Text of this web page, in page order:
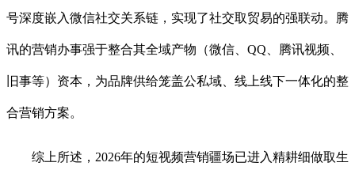
号深度嵌入微信社交关系链，实现了社交取贸易的强联动。腾
讯的营销办事强于整合其全域产物（微信、QQ、腾讯视频、
旧事等）资本，为品牌供给笼盖公私域、线上线下一体化的整
合营销方案。
综上所述，2026年的短视频营销疆场已进入精耕细做取生